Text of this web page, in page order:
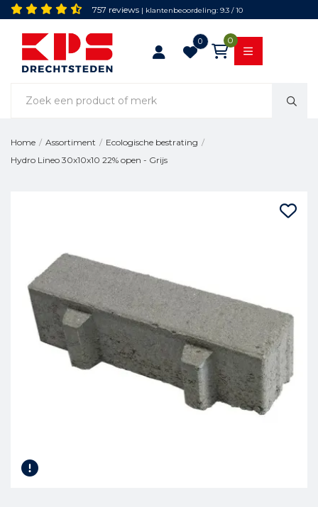
757 reviews | klantenbeoordeling: 9.3 / 10
0 0
Home / Assortiment / Ecologische bestrating /
Hydro Lineo 30x10x10 22% open - Grijs